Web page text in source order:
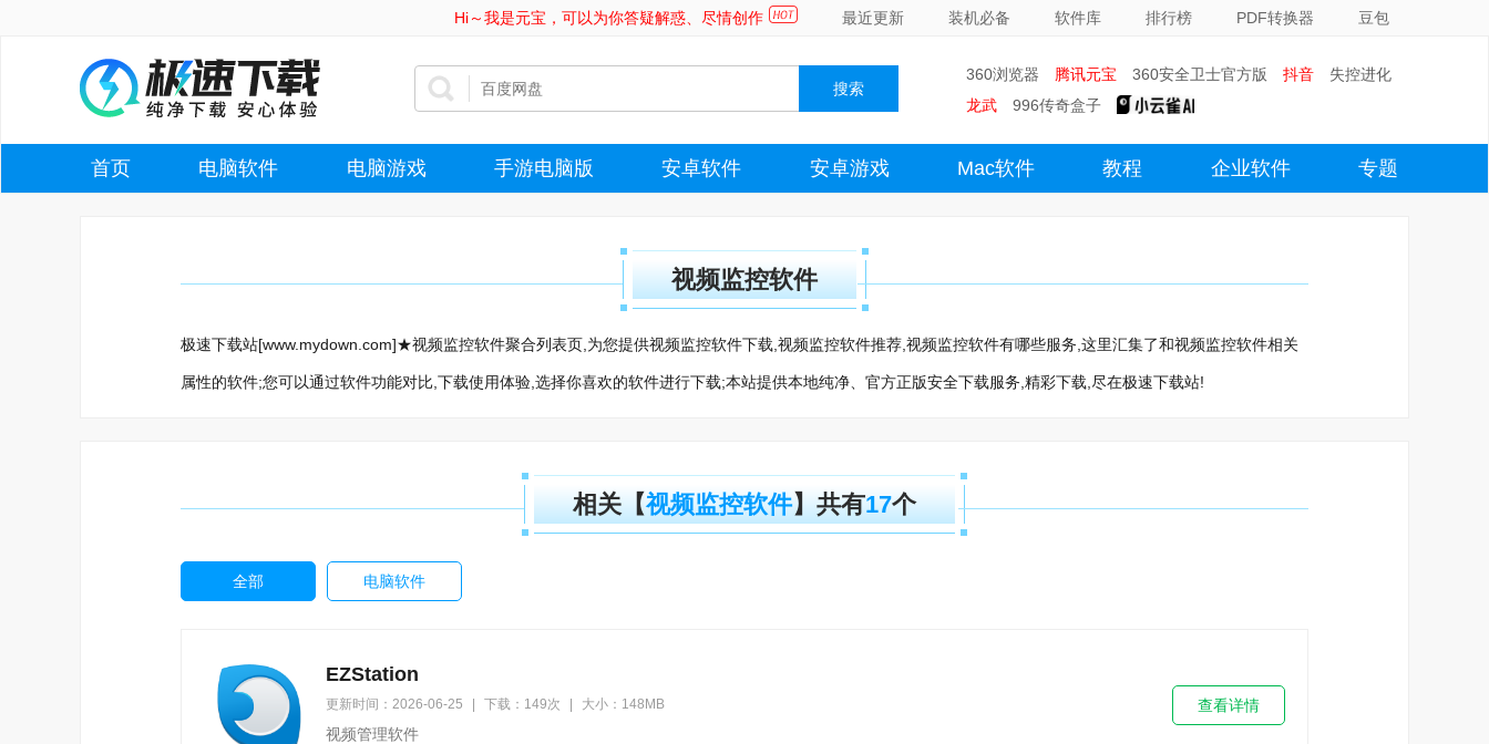
Hi～我是元宝，可以为你答疑解惑、尽情创作 最近更新 装机必备 软件库 排行榜 PDF转换器 豆包
360浏览器 腾讯元宝 360安全卫士官方版 抖音
失控进化
龙武
996传奇盒子
首页 电脑软件 电脑游戏 手游电脑版 安卓软件 安卓游戏 Mac软件 教程 企业软件 专题
视频监控软件
极速下载站[www.mydown.com]★视频监控软件聚合列表页,为您提供视频监控软件下载,视频监控软件推荐,视频监控软件有哪些服务,这里汇集了和视频监控软件相关
属性的软件;您可以通过软件功能对比,下载使用体验,选择你喜欢的软件进行下载;本站提供本地纯净、官方正版安全下载服务,精彩下载,尽在极速下载站!
相关【视频监控软件】共有17个
全部 电脑软件
EZStation
更新时间：2026-06-25 下载：149次 大小：148MB
视频管理软件
查看详情